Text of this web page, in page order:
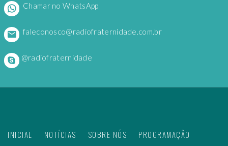
Chamar no WhatsApp
faleconosco@radiofraternidade.com.br
@radiofraternidade
INICIAL NOTÍCIAS SOBRE NÓS
PROGRAMAÇÃO